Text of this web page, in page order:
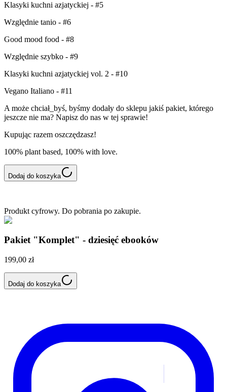
Klasyki kuchni azjatyckiej - #5
Względnie tanio - #6
Good mood food - #8
Względnie szybko - #9
Klasyki kuchni azjatyckiej vol. 2 - #10
Vegano Italiano - #11
A może chciał_byś, byśmy dodały do sklepu jakiś pakiet, którego
jeszcze nie ma? Napisz do nas w tej sprawie!
Kupując razem oszczędzasz!
100% plant based, 100% with love.
Dodaj do koszyka
Produkt cyfrowy. Do pobrania po zakupie.
Pakiet "Komplet" - dziesięć ebooków
199,00 zł
Dodaj do koszyka